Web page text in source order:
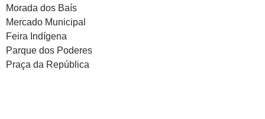
Morada dos Baís
Mercado Municipal
Feira Indígena
Parque dos Poderes
Praça da República